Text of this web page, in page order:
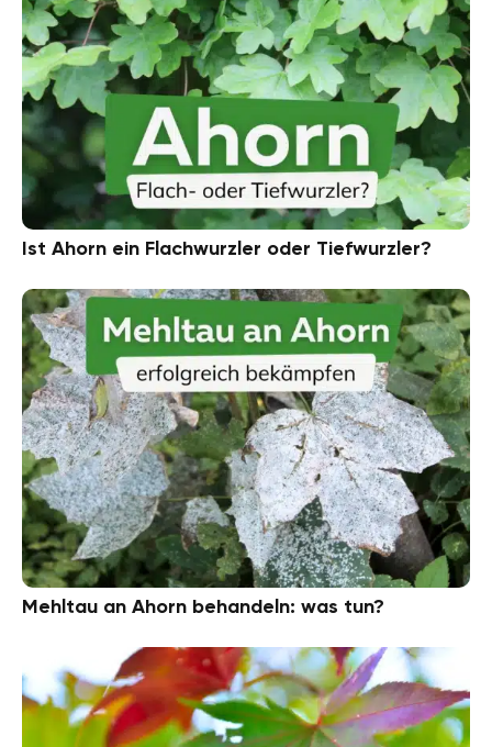
Ist Ahorn ein Flachwurzler oder Tiefwurzler?
Mehltau an Ahorn behandeln: was tun?